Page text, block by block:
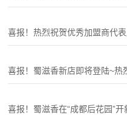
喜报！热烈祝贺优秀加盟商代
喜报！蜀滋香新店即将登陆~热
喜报！蜀滋香在“成都后花园”